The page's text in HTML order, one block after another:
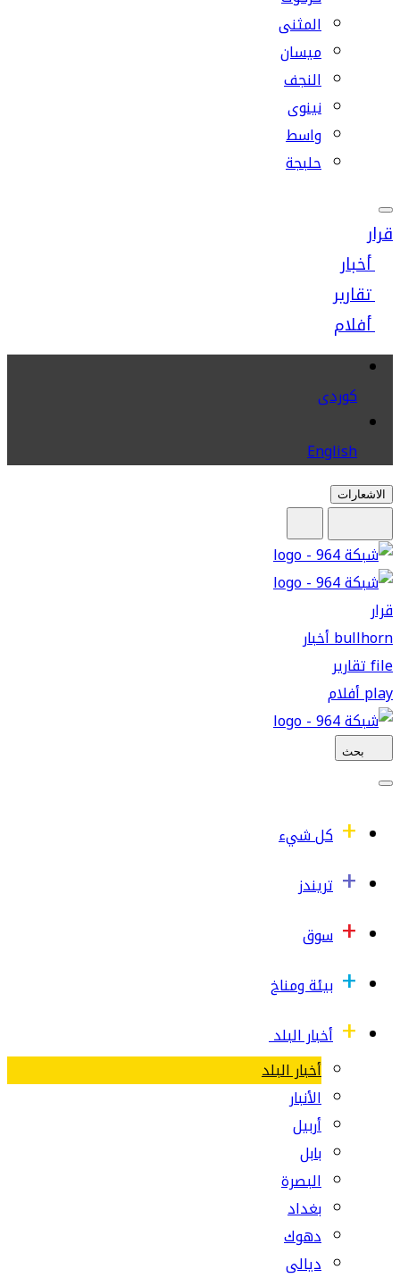
المثنى
ميسان
النجف
نينوى
واسط
حلبجة
قرار
أخبار
تقارير
أفلام
كوردى
English
الاشعارات
قرار
bullhornأخبار
fileتقارير
playأفلام
بحث
كل شيء
تريندز
سوق
بيئة ومناخ
أخبار البلد
أخبار البلد
الأنبار
أربيل
بابل
البصرة
بغداد
دهوك
ديالى